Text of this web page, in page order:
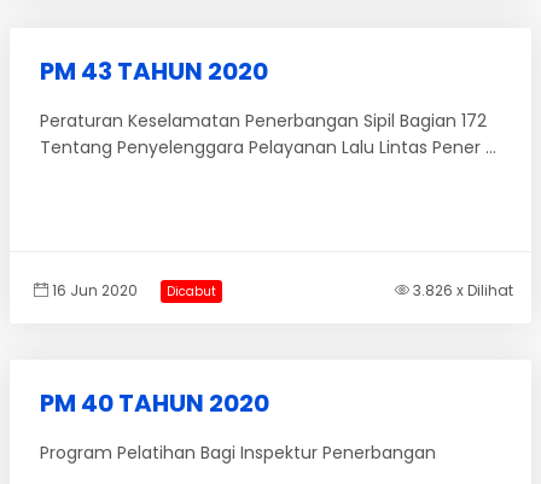
PM 43 TAHUN 2020
Peraturan Keselamatan Penerbangan Sipil Bagian 172
Tentang Penyelenggara Pelayanan Lalu Lintas Pener ...
16 Jun 2020 Dicabut 3.826 x Dilihat
PM 40 TAHUN 2020
Program Pelatihan Bagi Inspektur Penerbangan